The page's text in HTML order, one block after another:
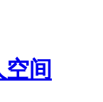
间